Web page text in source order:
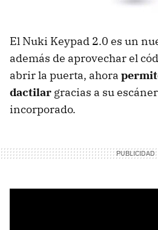
El Nuki Keypad 2.0 es un
además de aprovechar el
abrir la puerta, ahora
dactilar gracias a su
incorporado.